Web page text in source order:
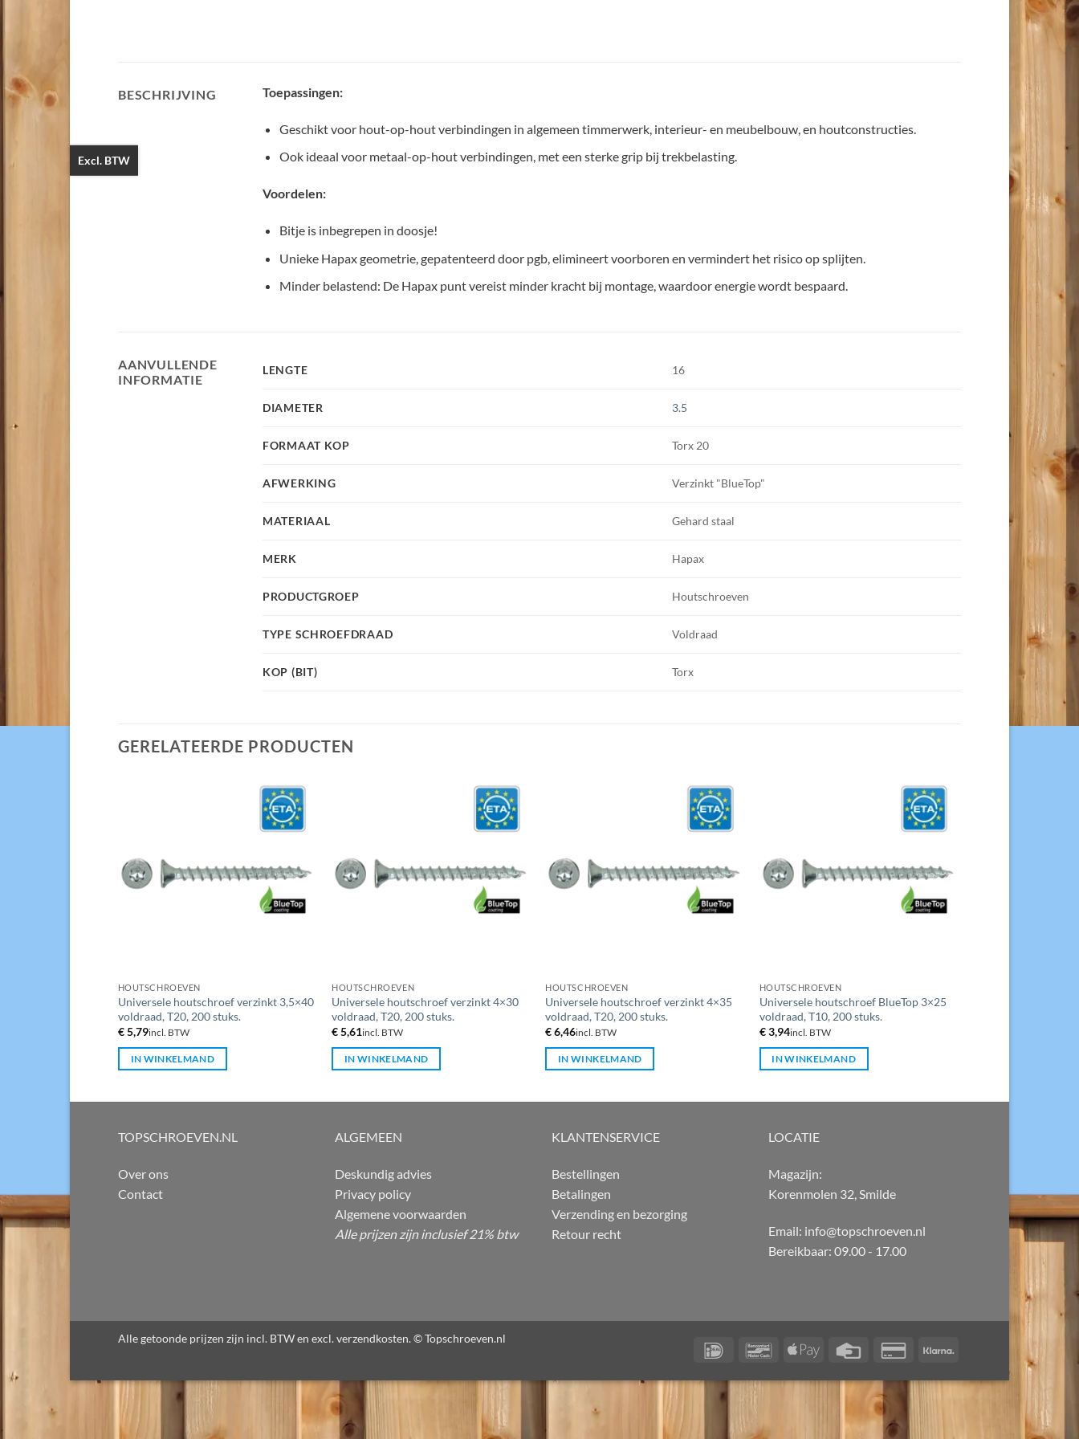
BESCHRIJVING Toepassingen:
Geschikt voor hout-op-hout verbindingen in algemeen timmerwerk, interieur- en meubelbouw, en houtconstructies.
Ook ideaal voor metaal-op-hout verbindingen, met een sterke grip bij trekbelasting.
Voordelen:
Bitje is inbegrepen in doosje!
Unieke Hapax geometrie, gepatenteerd door pgb, elimineert voorboren en vermindert het risico op splijten.
Minder belastend: De Hapax punt vereist minder kracht bij montage, waardoor energie wordt bespaard.
AANVULLENDE
INFORMATIE
LENGTE 16
DIAMETER 3.5
FORMAAT KOP Torx 20
AFWERKING Verzinkt "BlueTop"
MATERIAAL Gehard staal
MERK Hapax
PRODUCTGROEP Houtschroeven
TYPE SCHROEFDRAAD Voldraad
KOP (BIT) Torx
GERELATEERDE PRODUCTEN
HOUTSCHROEVEN
Universele houtschroef verzinkt 3,5×40
voldraad, T20, 200 stuks.
€5,79incl. BTW
IN WINKELMAND
HOUTSCHROEVEN
Universele houtschroef verzinkt 4×30
voldraad, T20, 200 stuks.
€5,61incl. BTW
IN WINKELMAND
HOUTSCHROEVEN
Universele houtschroef verzinkt 4×35
voldraad, T20, 200 stuks.
€6,46incl. BTW
IN WINKELMAND
HOUTSCHROEVEN
Universele houtschroef BlueTop 3×25
voldraad, T10, 200 stuks.
€3,94incl. BTW
IN WINKELMAND
TOPSCHROEVEN.NL
Over ons
Contact
ALGEMEEN
Deskundig advies
Privacy policy
Algemene voorwaarden
Alle prijzen zijn inclusief 21% btw
KLANTENSERVICE
Bestellingen
Betalingen
Verzending en bezorging
Retour recht
LOCATIE
Magazijn:
Korenmolen 32, Smilde
Email: info@topschroeven.nl
Bereikbaar: 09.00 - 17.00
IDeal BancontactApple
Credit
Credit
2
Alle getoonde prijzen zijn incl. BTW en excl. verzendkosten. © Topschroeven.nl
Excl. BTW